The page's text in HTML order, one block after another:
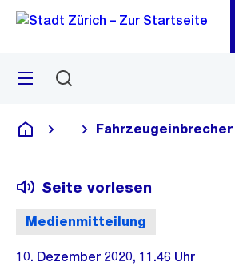
Navigation
Sprunglink
Menü
Deutsch
Blende alle Breadcrumbs ein
Medienmitteilung
Seite vorlesen
10. Dezember 2020, 11.46 Uhr